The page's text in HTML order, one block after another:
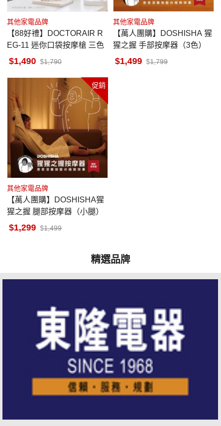
其他家電品牌
【88好禮】DOCTORAIR R
EG-11 迷你口袋按摩槍 三色
1,490 1,790
其他家電品牌
【萬人團購】DOSHISHA 猩
猩之握 手部按摩器（3色）
1,499 1,799
促銷
其他家電品牌
【萬人團購】DOSHISHA猩
猩之握 腿部按摩器（小腿）
1,299 1,499
精選品牌